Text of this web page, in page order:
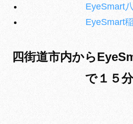
EyeSmart
EyeSmart
四街道市内から
で１５